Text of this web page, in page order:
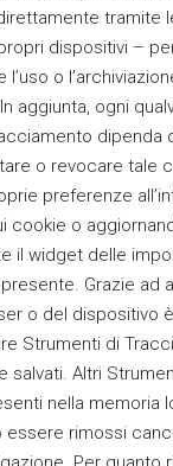
tramite
dispositivi –
o
aggiunta, ogni
dipenda
o revocare tale
preferenze
cookie o
il widget delle
Grazie ad
o del dispositivo
Strumenti di
salvati. Altri
nella memoria
rimossi